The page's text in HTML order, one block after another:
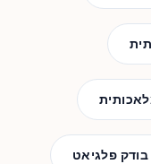
בודק פלגיאט